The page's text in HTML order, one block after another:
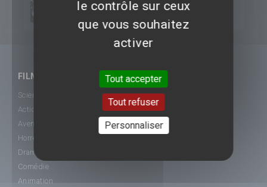
2012 Underworld 4 : Nouvelle ère
FILMS
Science-Fiction
Action
Aventure
Horreur
Drame
Comédie
Animation
le contrôle sur ceux
que vous souhaitez
activer
Tout accepter
Tout refuser
Personnaliser